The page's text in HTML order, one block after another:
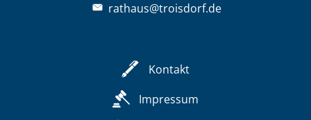
rathaus@troisdorf.de
Kontakt
Impressum